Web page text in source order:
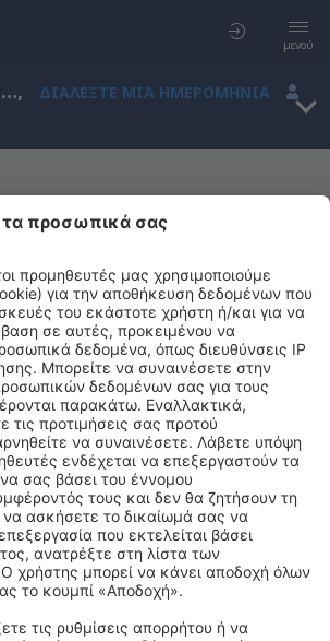
μενού
Vaihingen an der Enz, Baden-Wurttemberg, Γερμανία,
ΔΙΑΛΈΞΤΕ ΜΙΑ ΗΜΕΡΟΜΗΝΊΑ
δεν υπάρχουν
για την αναζήτησή σας
αναζήτηση με διαφορετικά κριτήρια
την επιφύλαξη παντός νομίμου δικαιώματος.